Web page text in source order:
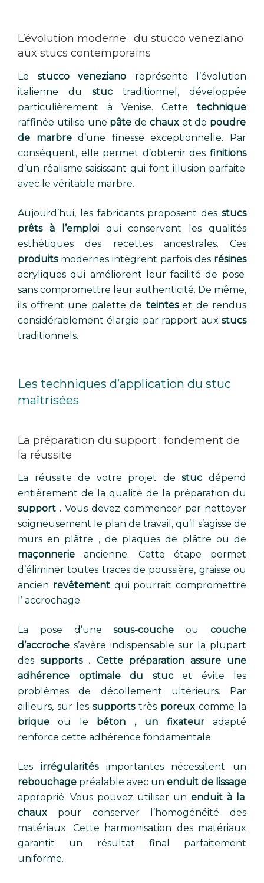
L’évolution moderne : du stucco veneziano
aux stucs contemporains
Le stucco veneziano représente l’évolution
italienne du stuc traditionnel, développée
particulièrement à Venise. Cette technique
raffinée utilise une pâte de chauxet de poudre
de marbred’une finesse exceptionnelle. Par
conséquent, elle permet d’obtenir des finitions
d’un réalisme saisissant qui font illusion parfaite
avec le véritable marbre.
Aujourd’hui, les fabricants proposent des stucs
prêts à l’emploiqui conservent les qualités
esthétiques des recettes ancestrales. Ces
produitsmodernes intègrent parfois des résines
acryliques qui améliorent leur facilité de pose
sans compromettre leur authenticité. De même,
ils offrent une palette de teinteset de rendus
considérablement élargie par rapport aux stucs
traditionnels.
Les techniques d’application du stuc
maîtrisées
La préparation du support : fondement de
la réussite
La réussite de votre projet destuc dépend
entièrement de la qualité de la préparation du
support . Vous devez commencer par nettoyer
soigneusement le plan de travail, qu’il s’agisse de
murs en plâtre , de plaques de plâtre ou de
maçonnerie ancienne. Cette étape permet
d’éliminer toutes traces de poussière, graisse ou
ancien revêtementqui pourrait compromettre
l’ accrochage.
La pose d’unesous-couche oucouche
d’accroche s’avère indispensable sur la plupart
dessupports . Cette préparation assure une
adhérence optimale du stucet évite les
problèmes de décollement ultérieurs. Par
ailleurs, sur les supportstrès poreux comme la
brique ou le béton , un fixateuradapté
renforce cette adhérence fondamentale.
Les irrégularitésimportantes nécessitent un
rebouchage préalable avec un enduit de lissage
approprié. Vous pouvez utiliser un enduit à la
chaux pour conserver l’homogénéité des
matériaux. Cette harmonisation des matériaux
garantit un résultat final parfaitement
uniforme.